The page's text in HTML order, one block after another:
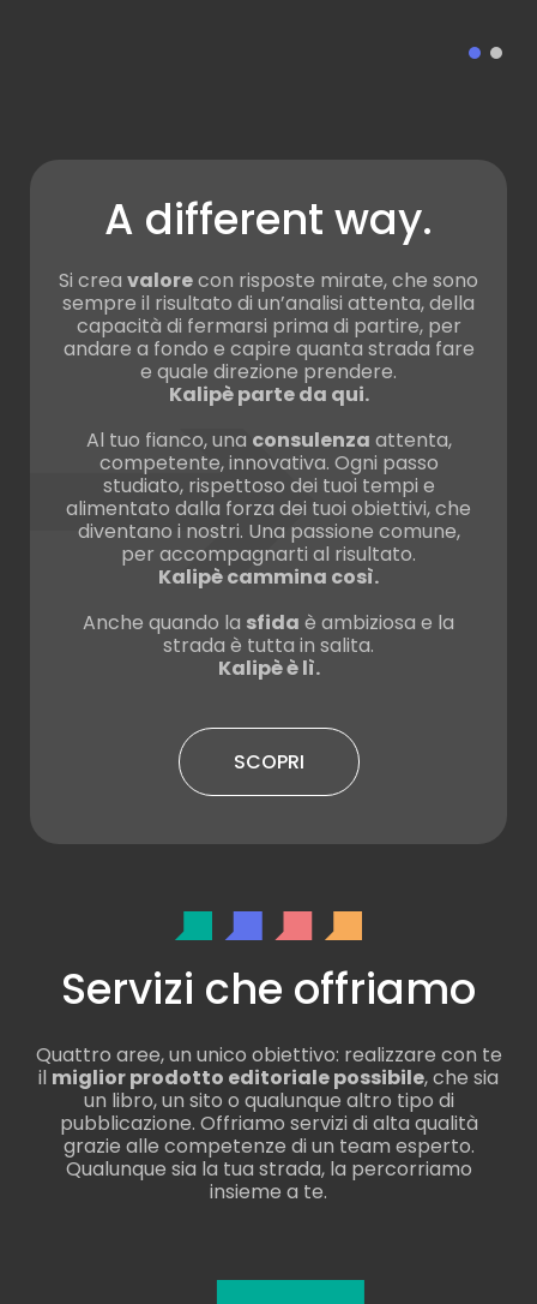
A different way.
Si crea valorecon risposte mirate, che sono
sempre il risultato di un’analisi attenta, della
capacità di fermarsi prima di partire, per
andare a fondo e capire quanta strada fare
e quale direzione prendere.
Kalipè parte da qui.
Al tuo fianco, una consulenza attenta,
competente, innovativa. Ogni passo
studiato, rispettoso dei tuoi tempi e
alimentato dalla forza dei tuoi obiettivi, che
diventano i nostri. Una passione comune,
per accompagnarti al risultato.
Kalipè cammina così.
Anche quando la sfida è ambiziosa e la
strada è tutta in salita.
Kalipè è lì.
SCOPRI
Servizi che offriamo
Quattro aree, un unico obiettivo: realizzare con te
il miglior prodotto editoriale possibile, che sia
un libro, un sito o qualunque altro tipo di
pubblicazione. Offriamo servizi di alta qualità
grazie alle competenze di un team esperto.
Qualunque sia la tua strada, la percorriamo
insieme a te.